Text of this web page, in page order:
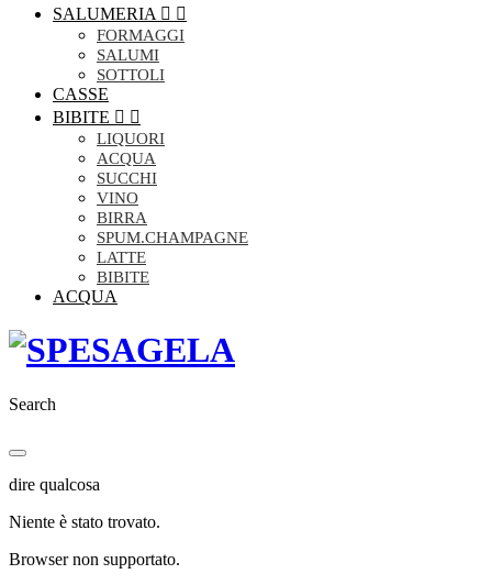
SALUMERIA  
FORMAGGI
SALUMI
SOTTOLI
CASSE
BIBITE  
LIQUORI
ACQUA
SUCCHI
VINO
BIRRA
SPUM.CHAMPAGNE
LATTE
BIBITE
ACQUA
Search
dire qualcosa
Niente è stato trovato.
Browser non supportato.